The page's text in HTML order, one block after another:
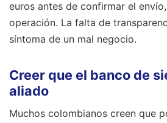
euros antes de confirmar el
operación. La falta de
síntoma de un mal negocio.
Creer que el banco de
aliado
Muchos colombianos creen que